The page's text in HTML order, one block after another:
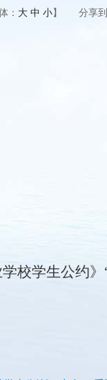
： 大 中 小】 分享到
校学生公约